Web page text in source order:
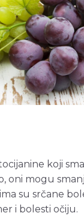
koji
oni mogu
su srčane
i bolesti očiju.